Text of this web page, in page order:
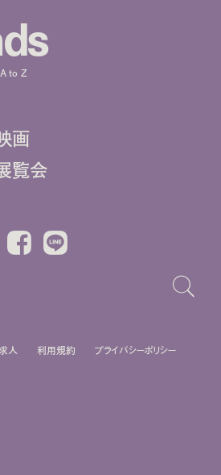
ds
A to Z
画
覧会
Facebook LINE
求人 利用規約 プライバシーポリシー